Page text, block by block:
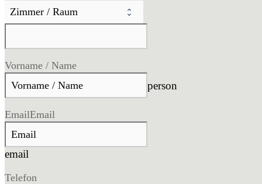
Vorname / Name
person
EmailEmail
email
Telefon